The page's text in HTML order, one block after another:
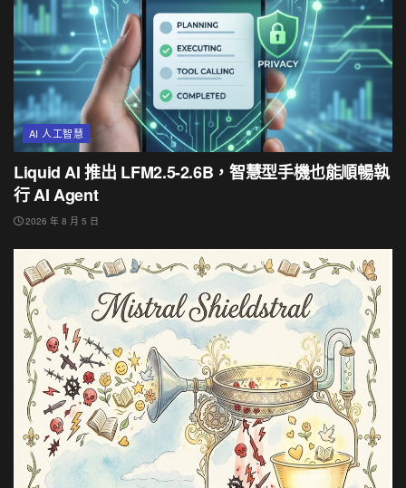
AI 人工智慧
Liquid AI 推出 LFM2.5-2.6B，智慧型手機也能順暢執
行 AI Agent
2026 年 8 月 5 日